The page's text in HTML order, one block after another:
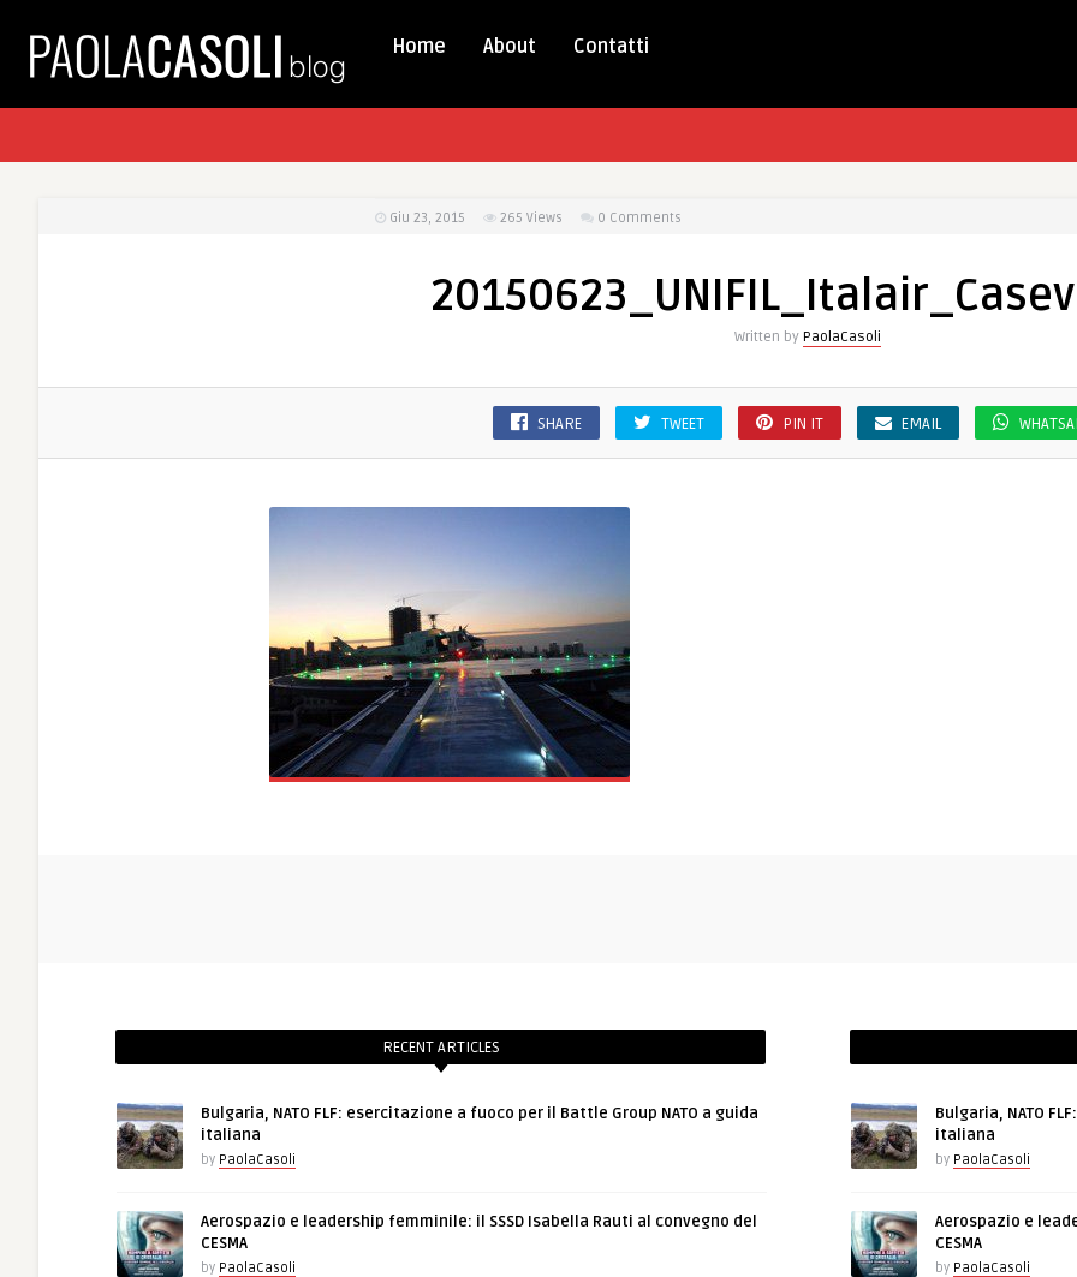
Home About Contatti
Giu 23, 2015 265 Views 0 Comments
Written by PaolaCasoli
SHARE TWEET PIN IT EMAIL
RECENT ARTICLES
Bulgaria, NATO FLF: esercitazione a fuoco per il Battle Group NATO a guida
italiana
by PaolaCasoli
Aerospazio e leadership femminile: il SSSD Isabella Rauti al convegno del
CESMA
by PaolaCasoli
Bulgaria, NATO
italiana
by PaolaCasoli
Aerospazio e
CESMA
by PaolaCasoli